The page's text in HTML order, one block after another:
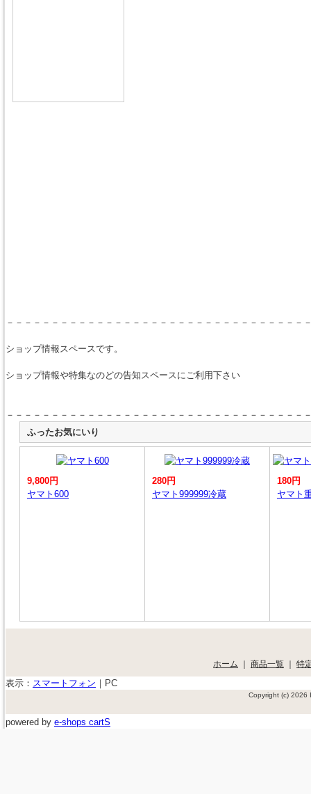
－－－－－－－－－－－－－－－－－－－－－－－－－－－－－－－－－
ショップ情報スペースです。
ショップ情報や特集なのどの告知スペースにご利用下さい
－－－－－－－－－－－－－－－－－－－－－－－－－－－－－－－－－
ふったお気にいり
9,800円
ヤマト600
280円
ヤマト999999冷蔵
180円
ヤマト
ホーム ｜ 商品一覧 ｜ 特
表示： スマートフォン ｜ PC
Copyright (c) 2026
powered by e-shops cartS